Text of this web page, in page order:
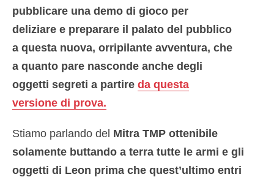
pubblicare una demo di gioco per
deliziare e preparare il palato del pubblico
a questa nuova, orripilante avventura, che
a quanto pare nasconde anche degli
oggetti segreti a partire da questa
versione di prova.
Stiamo parlando del Mitra TMP ottenibile
solamente buttando a terra tutte le armi e gli
oggetti di Leon prima che quest’ultimo entri